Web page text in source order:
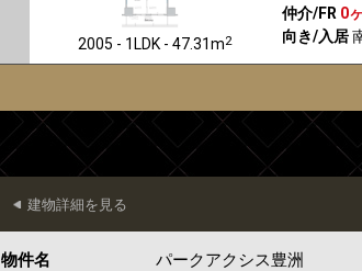
2005 - 1LDK - 47.31m2
仲介/FR 0
向き/入居
建物詳細を見る
物件名 パークアクシス豊洲